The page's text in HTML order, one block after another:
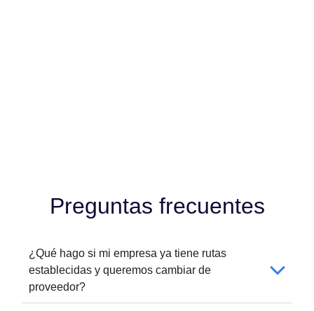
Preguntas frecuentes
¿Qué hago si mi empresa ya tiene rutas
establecidas y queremos cambiar de
proveedor?